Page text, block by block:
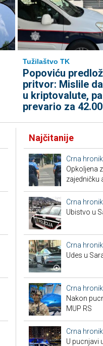
Tužilaštvo TK
Popoviću
pritvor: Mislile
u kriptovalute,
prevario za
Najčitanije
Crna
Opkoljena
zajedničku
Crna
Ubistvo u
Crna
Udes u
Crna
Nakon
MUP RS
Crna
U pucnjavi